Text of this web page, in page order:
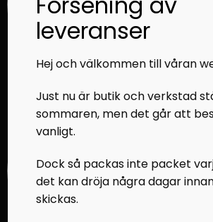
leveranser
Hej och välkommen till våran
Just nu är butik och verkstad
sommaren, men det går att
vanligt.
Dock så packas inte packet
det kan dröja några dagar
skickas.